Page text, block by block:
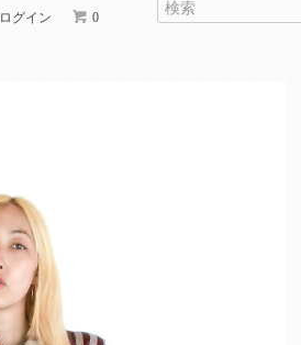
ログイン 0